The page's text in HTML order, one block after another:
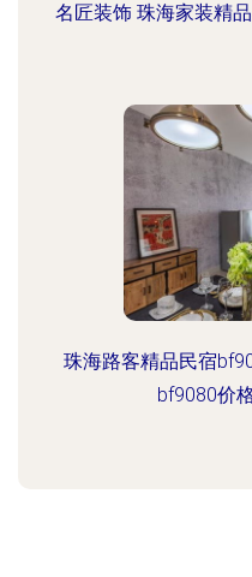
名匠装饰 珠海家装精
珠海路客精品民宿
bf9080价